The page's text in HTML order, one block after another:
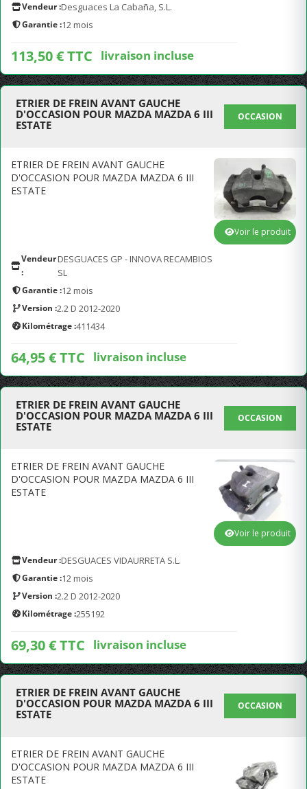
Vendeur :Desguaces La Cabaña, S.L.
Garantie :12 mois
113,50 € TTC livraison incluse
ETRIER DE FREIN AVANT GAUCHE
D'OCCASION POUR MAZDA MAZDA 6 III
ESTATE
OCCASION
ETRIER DE FREIN AVANT GAUCHE
D'OCCASION POUR MAZDA MAZDA 6 III
ESTATE
Vendeur
:
DESGUACES GP - INNOVA RECAMBIOS
SL
Garantie :12 mois
Version :2.2 D 2012-2020
Kilométrage :411434
64,95 € TTC livraison incluse
Voir le produit
ETRIER DE FREIN AVANT GAUCHE
D'OCCASION POUR MAZDA MAZDA 6 III
ESTATE
OCCASION
ETRIER DE FREIN AVANT GAUCHE
D'OCCASION POUR MAZDA MAZDA 6 III
ESTATE
Vendeur :DESGUACES VIDAURRETA S.L.
Garantie :12 mois
Version :2.2 D 2012-2020
Kilométrage :255192
69,30 € TTC livraison incluse
Voir le produit
ETRIER DE FREIN AVANT GAUCHE
D'OCCASION POUR MAZDA MAZDA 6 III
ESTATE
OCCASION
ETRIER DE FREIN AVANT GAUCHE
D'OCCASION POUR MAZDA MAZDA 6 III
ESTATE